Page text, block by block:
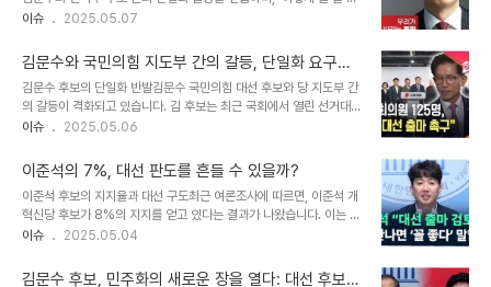
니다. 국민의힘 지도부와의 갈등 심화김문수 후보의 요구에도 불구하
다. 권영세 비상대책위원장은 ..
랐던 것처럼 얘기하는 게 더 놀랍다'고 말했습니다. 이는 단일화 협상
혼란을 드러냅니다. 특히 김문수 후보는 입장문에서 '후보를 배제한 채
일방적 당 운영을 강행하는 등 사실상 당의 공식 대선후보로 인정하지
않는 모습'이라며 비판을 쏟아냈습니다. 이러한 상황은 유권자들에게
혼란을 줄 뿐만 아니라, 당 내부의 결속력에도 심각한 영향을 미칠 수
있습니다. 한동훈의 리더십과 책임론한동훈 전 대표는 대선 후보 경선
좋을 경우 포상은 각자에..
이슈 2025.05.07
김문수와 국민의힘 지도부 간의 갈등, 단일화 요구에
대한 반발
김문수 후보의 단일화 반발김문수 국민의힘 대선 후보와 당 지도부 간
의 갈등이 격화되고 있습니다. 김 후보는 최근 국회에서 열린 선거대책
위원회 회의에서 당 지도부의 단일화 요구에 공개적으로 반발하며 유
'대선후보의 당무우선권을 침해했다'고 주장하며 지도부의 결정에 불
만을 드러냈습니다. 이는 김 후보가 단일화 추진을 위해 중앙선대위에
기구를 설치할 것을 지시한 이후에 발생한 일로, 당내 갈등이 더욱 깊
어지는 양상을 보이고 있습니다. 단일화 추진의 필요성김 후보는 단일
화의 필요성을 강조하며, '반 이재명 전선을 구축하고 보수진영의 단일
대통령 후보와 이낙연 새로운미래 상임고..
이슈 2025.05.06
이준석의 7%, 대선 판도를 흔들 수 있을까?
이준석 후보의 지지율과 대선 구도최근 여론조사에 따르면, 이준석 개
혁신당 후보가 8%의 지지를 얻고 있다는 결과가 나왔습니다. 이는 대
선에서 7%에서 8% 사이의 지지율을 기록하고 있는 상황으로, 보수
특히, 김문수 후보와 한덕수 대선 예비후보가 단일화를 마무리한 후,
이슈 2025.05.04
김문수 후보, 민주화의 새로운 장을 열다: 대선 후보로